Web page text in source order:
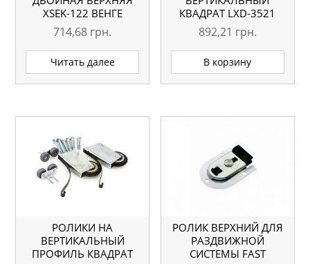
ХSEK-122 ВЕНГЕ
ГЛЯНЕЦ L=5.1М
ОРИГИНАЛ
714,68 грн.
Читать далее
КВАДРАТ LXD-3521
СЕРЕБРО L=5.1М
ОРИГИНАЛ
892,21 грн.
В корзину
РОЛИКИ НА
ВЕРТИКАЛЬНЫЙ
ПРОФИЛЬ КВАДРАТ
РОЛИК ВЕРХНИЙ ДЛЯ
РАЗДВИЖНОЙ
СИСТЕМЫ FAST